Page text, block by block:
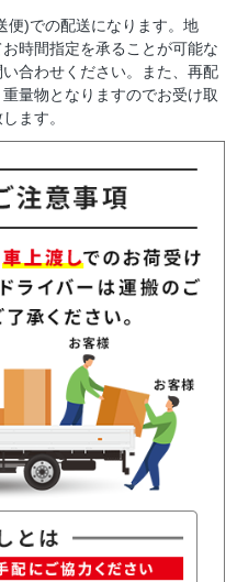
便)での配送になります。地
時間指定を承ることが可能な
合わせください。また、再配
量物となりますのでお受け取
ます。